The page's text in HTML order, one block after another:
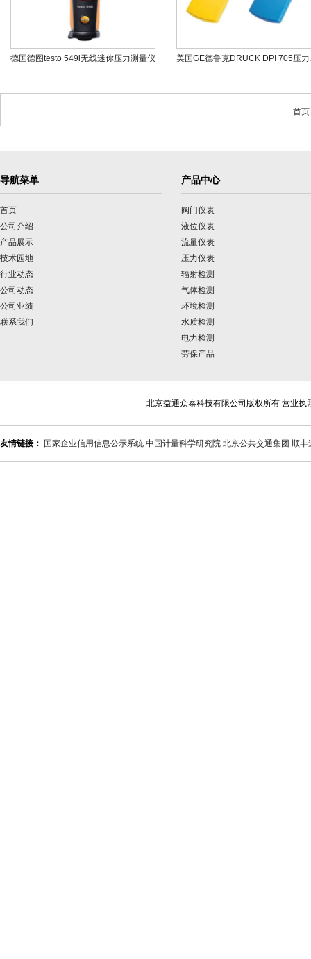
德国德图testo 549i无线迷你压力测量仪 美
首页
导航菜单
首页
公司介绍
产品展示
技术园地
行业动态
公司动态
公司业绩
联系我们
产品中心
阀门仪表
液位仪表
流量仪表
压力仪表
辐射检测
气体检测
环境检测
水质检测
电力检测
劳保产品
北京益通众泰科技有限公司版权所有 营业执
友情链接： 国家企业信用信息公示系统 中国计量科学研究院 北京公共交通集团 顺丰